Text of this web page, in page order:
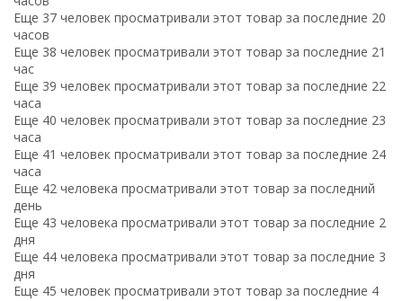
Еще 37 человек просматривали этот товар за последние 20
часов
Еще 38 человек просматривали этот товар за последние 21
час
Еще 39 человек просматривали этот товар за последние 22
часа
Еще 40 человек просматривали этот товар за последние 23
часа
Еще 41 человек просматривали этот товар за последние 24
часа
Еще 42 человека просматривали этот товар за последний
день
Еще 43 человека просматривали этот товар за последние 2
дня
Еще 44 человека просматривали этот товар за последние 3
дня
Еще 45 человек просматривали этот товар за последние 4